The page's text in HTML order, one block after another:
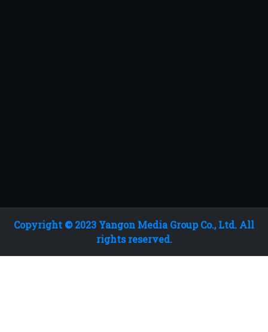
Copyright © 2023 Yangon Media Group Co., Ltd. All
rights reserved.